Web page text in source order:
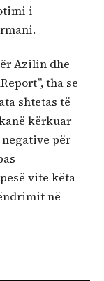
i
Azilin dhe
tha se
shtetas të
kërkuar
negative për
vite këta
në